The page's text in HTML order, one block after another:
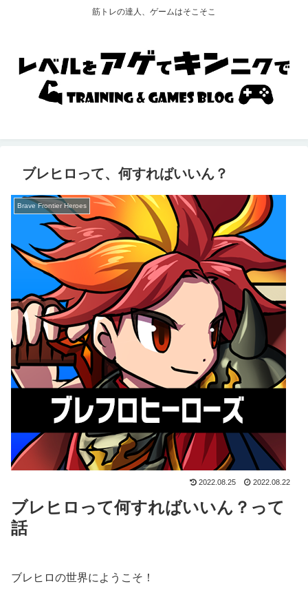
筋トレの達人、ゲームはそこそこ
ブレヒロって、何すればいいん？
Brave Frontier Heroes
2022.08.25 2022.08.22
ブレヒロって何すればいいん？って
話
ブレヒロの世界にようこそ！